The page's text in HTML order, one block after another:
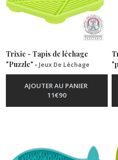
Trixie - Tapis de léchage
"Puzzle" - Jeux De Léchage
AJOUTER AU PANIER
11€90